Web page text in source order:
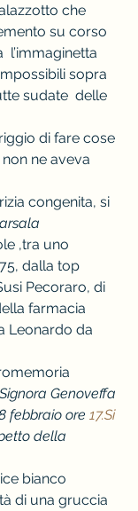
che
su corso
l’immaginetta
sopra
sudate  delle
di fare cose
ne aveva
congenita, si
,tra uno
75, dalla top
Pecoraro, di
farmacia
Leonardo da
Signora Genoveffa
febbraio ore 17.Si
della
bianco
di una gruccia